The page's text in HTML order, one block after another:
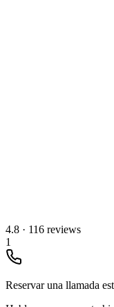
4.8 · 116 reviews
1
Reservar una llamada